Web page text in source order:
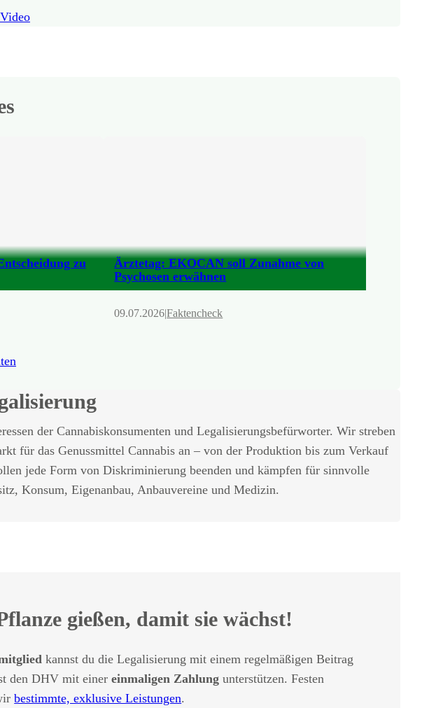
zu
Ärztetag: EKOCAN soll Zunahme von
Psychosen erwähnen
09.07.2026|Faktencheck
der Cannabiskonsumenten und Legalisierungsbefürworter. Wir streben
für das Genussmittel Cannabis an – von der Produktion bis zum Verkauf
jede Form von Diskriminierung beenden und kämpfen für sinnvolle
Konsum, Eigenanbau, Anbauvereine und Medizin.
gießen, damit sie wächst!
kannst du die Legalisierung mit einem regelmäßigen Beitrag
den DHV mit einereinmaligen Zahlung unterstützen. Festen
bestimmte, exklusive Leistungen.